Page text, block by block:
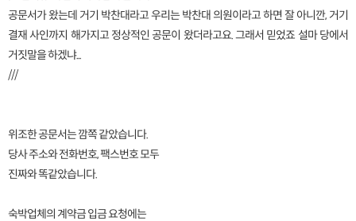
공문서가 왔는데 거기 박찬대라고 우리는 박찬대 의원이라고 하면 잘 아니깐, 거기
결재 사인까지 해가지고 정상적인 공문이 왔더라고요. 그래서 믿었죠 설마 당에서
거짓말을 하겠냐...
///
위조한 공문서는 깜쪽 같았습니다.
당사 주소와 전화번호, 팩스번호 모두
진짜와 똑같았습니다.
숙박업체의 계약금 입금 요청에는